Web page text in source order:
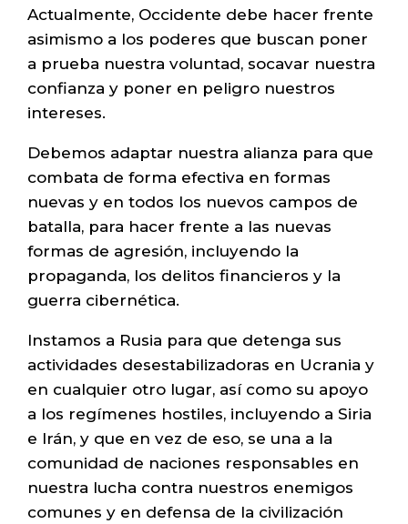
Actualmente, Occidente debe hacer frente
asimismo a los poderes que buscan poner
a prueba nuestra voluntad, socavar nuestra
confianza y poner en peligro nuestros
intereses.
Debemos adaptar nuestra alianza para que
combata de forma efectiva en formas
nuevas y en todos los nuevos campos de
batalla, para hacer frente a las nuevas
formas de agresión, incluyendo la
propaganda, los delitos financieros y la
guerra cibernética.
Instamos a Rusia para que detenga sus
actividades desestabilizadoras en Ucrania y
en cualquier otro lugar, así como su apoyo
a los regímenes hostiles, incluyendo a Siria
e Irán, y que en vez de eso, se una a la
comunidad de naciones responsables en
nuestra lucha contra nuestros enemigos
comunes y en defensa de la civilización